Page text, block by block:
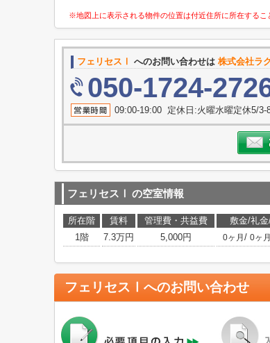
※地図上に表示される物件の位置は付近住所に所在するこ
フェリセスⅠ へのお問い合わせは 株式会社ラ
050-1724-
09:00-19:00 定休日:火曜水曜定休5/3-
フェリセスⅠ の空室情報
所在階 賃料 管理費・共益費 敷金/礼
1階
7.3万円 5,000円 0ヶ月 / 0ヶ月
フェリセスⅠ へのお問い合わせ